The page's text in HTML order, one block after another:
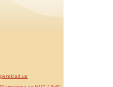
pereklad.ua